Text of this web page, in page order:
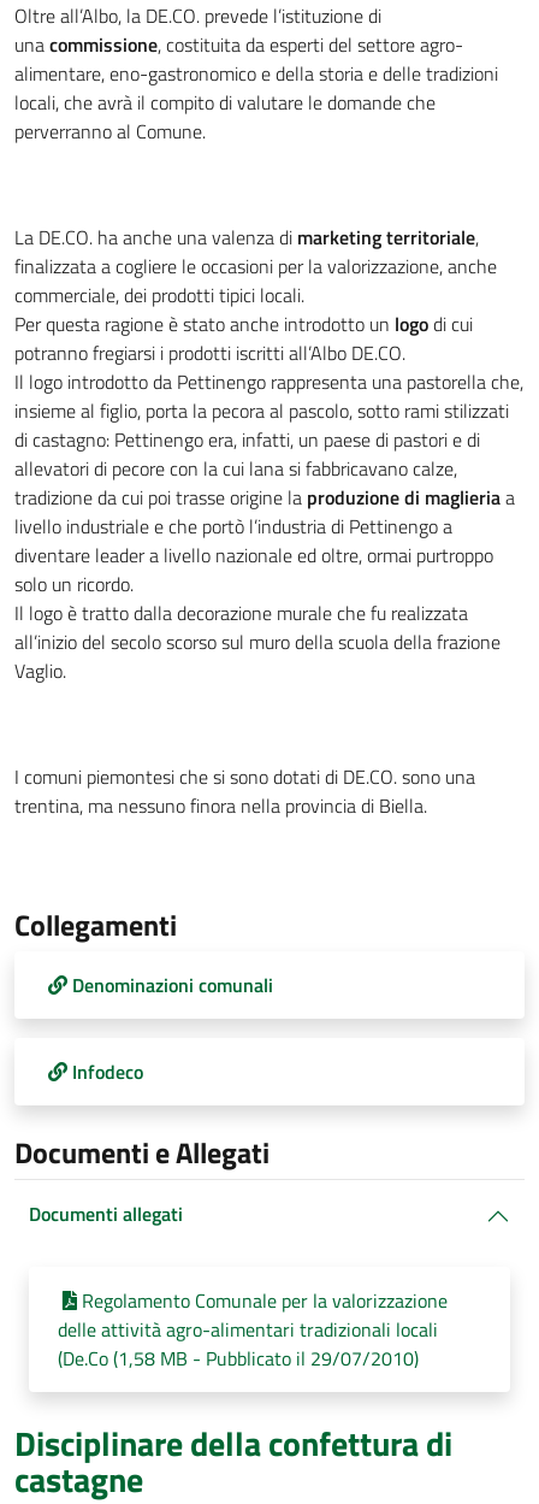
Oltre all’Albo, la DE.CO. prevede l’istituzione di
unacommissione, costituita da esperti del settore agro-
alimentare, eno-gastronomico e della storia e delle tradizioni
locali, che avrà il compito di valutare le domande che
perverranno al Comune.
La DE.CO. ha anche una valenza di marketing territoriale,
finalizzata a cogliere le occasioni per la valorizzazione, anche
commerciale, dei prodotti tipici locali.
Per questa ragione è stato anche introdotto un logodi cui
potranno fregiarsi i prodotti iscritti all’Albo DE.CO.
Il logo introdotto da Pettinengo rappresenta una pastorella che,
insieme al figlio, porta la pecora al pascolo, sotto rami stilizzati
di castagno: Pettinengo era, infatti, un paese di pastori e di
allevatori di pecore con la cui lana si fabbricavano calze,
tradizione da cui poi trasse origine la produzione di maglieriaa
livello industriale e che portò l’industria di Pettinengo a
diventare leader a livello nazionale ed oltre, ormai purtroppo
solo un ricordo.
Il logo è tratto dalla decorazione murale che fu realizzata
all’inizio del secolo scorso sul muro della scuola della frazione
Vaglio.
I comuni piemontesi che si sono dotati di DE.CO. sono una
trentina, ma nessuno finora nella provincia di Biella.
Collegamenti
Denominazioni comunali
Infodeco
Documenti e Allegati
Documenti allegati
Regolamento Comunale per la valorizzazione
delle attività agro-alimentari tradizionali locali
(De.Co (1,58 MB - Pubblicato il 29/07/2010)
Disciplinare della confettura di
castagne